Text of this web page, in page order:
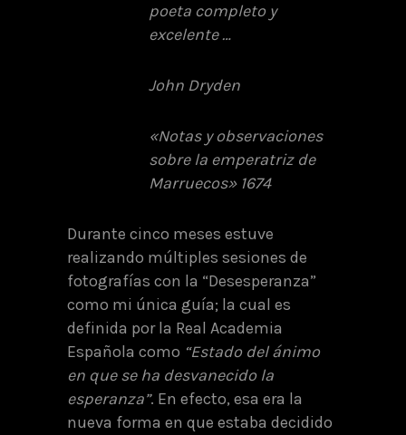
poeta completo y
excelente …
John Dryden
«Notas y observaciones
sobre la emperatriz de
Marruecos» 1674
Durante cinco meses estuve
realizando múltiples sesiones de
fotografías con la “Desesperanza”
como mi única guía; la cual es
definida por la Real Academia
Española como “Estado del ánimo
en que se ha desvanecido la
esperanza”. En efecto, esa era la
nueva forma en que estaba decidido